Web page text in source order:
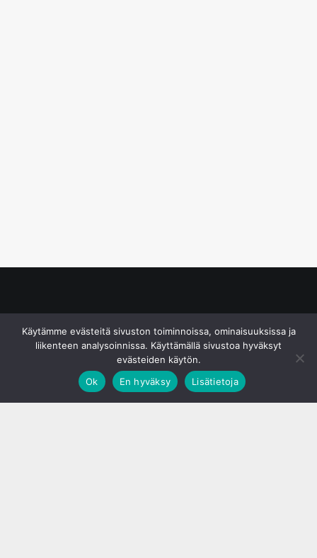
Käytämme evästeitä sivuston toiminnoissa, ominaisuuksissa ja
liikenteen analysoinnissa. Käyttämällä sivustoa hyväksyt
evästeiden käytön.
Ok
En hyväksy Lisätietoja